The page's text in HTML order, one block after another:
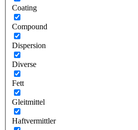
Coating
Compound
Dispersion
Diverse
Fett
Gleitmittel
Haftvermittler